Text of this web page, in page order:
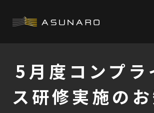
5月度コンプラ
ス研修実施の